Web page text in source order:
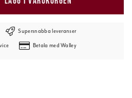
Supersnabba leveranser
Betala med Walley